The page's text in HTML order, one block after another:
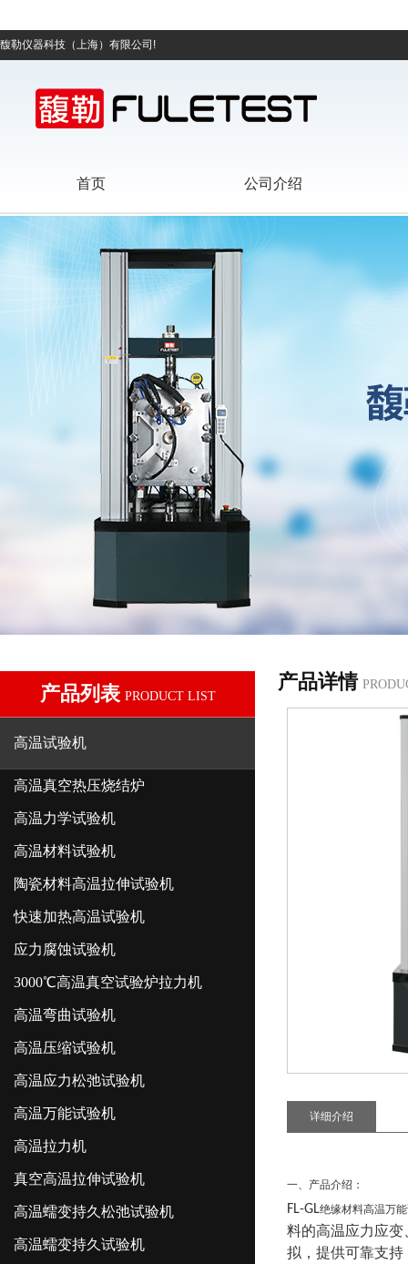
馥勒仪器科技（上海）有限公司!
首页 公司介绍
产品列表 PRODUCT LIST
高温试验机
高温真空热压烧结炉
高温力学试验机
高温材料试验机
陶瓷材料高温拉伸试验机
快速加热高温试验机
应力腐蚀试验机
3000℃高温真空试验炉拉力机
高温弯曲试验机
高温压缩试验机
高温应力松弛试验机
高温万能试验机
高温拉力机
真空高温拉伸试验机
高温蠕变持久松弛试验机
高温蠕变持久试验机
产品详情
详细介绍
一、产品介绍：
FL-GL绝缘材料高温万能
料的高温应力应
拟，提供可靠支